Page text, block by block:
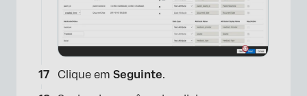
Clique em Seguinte.